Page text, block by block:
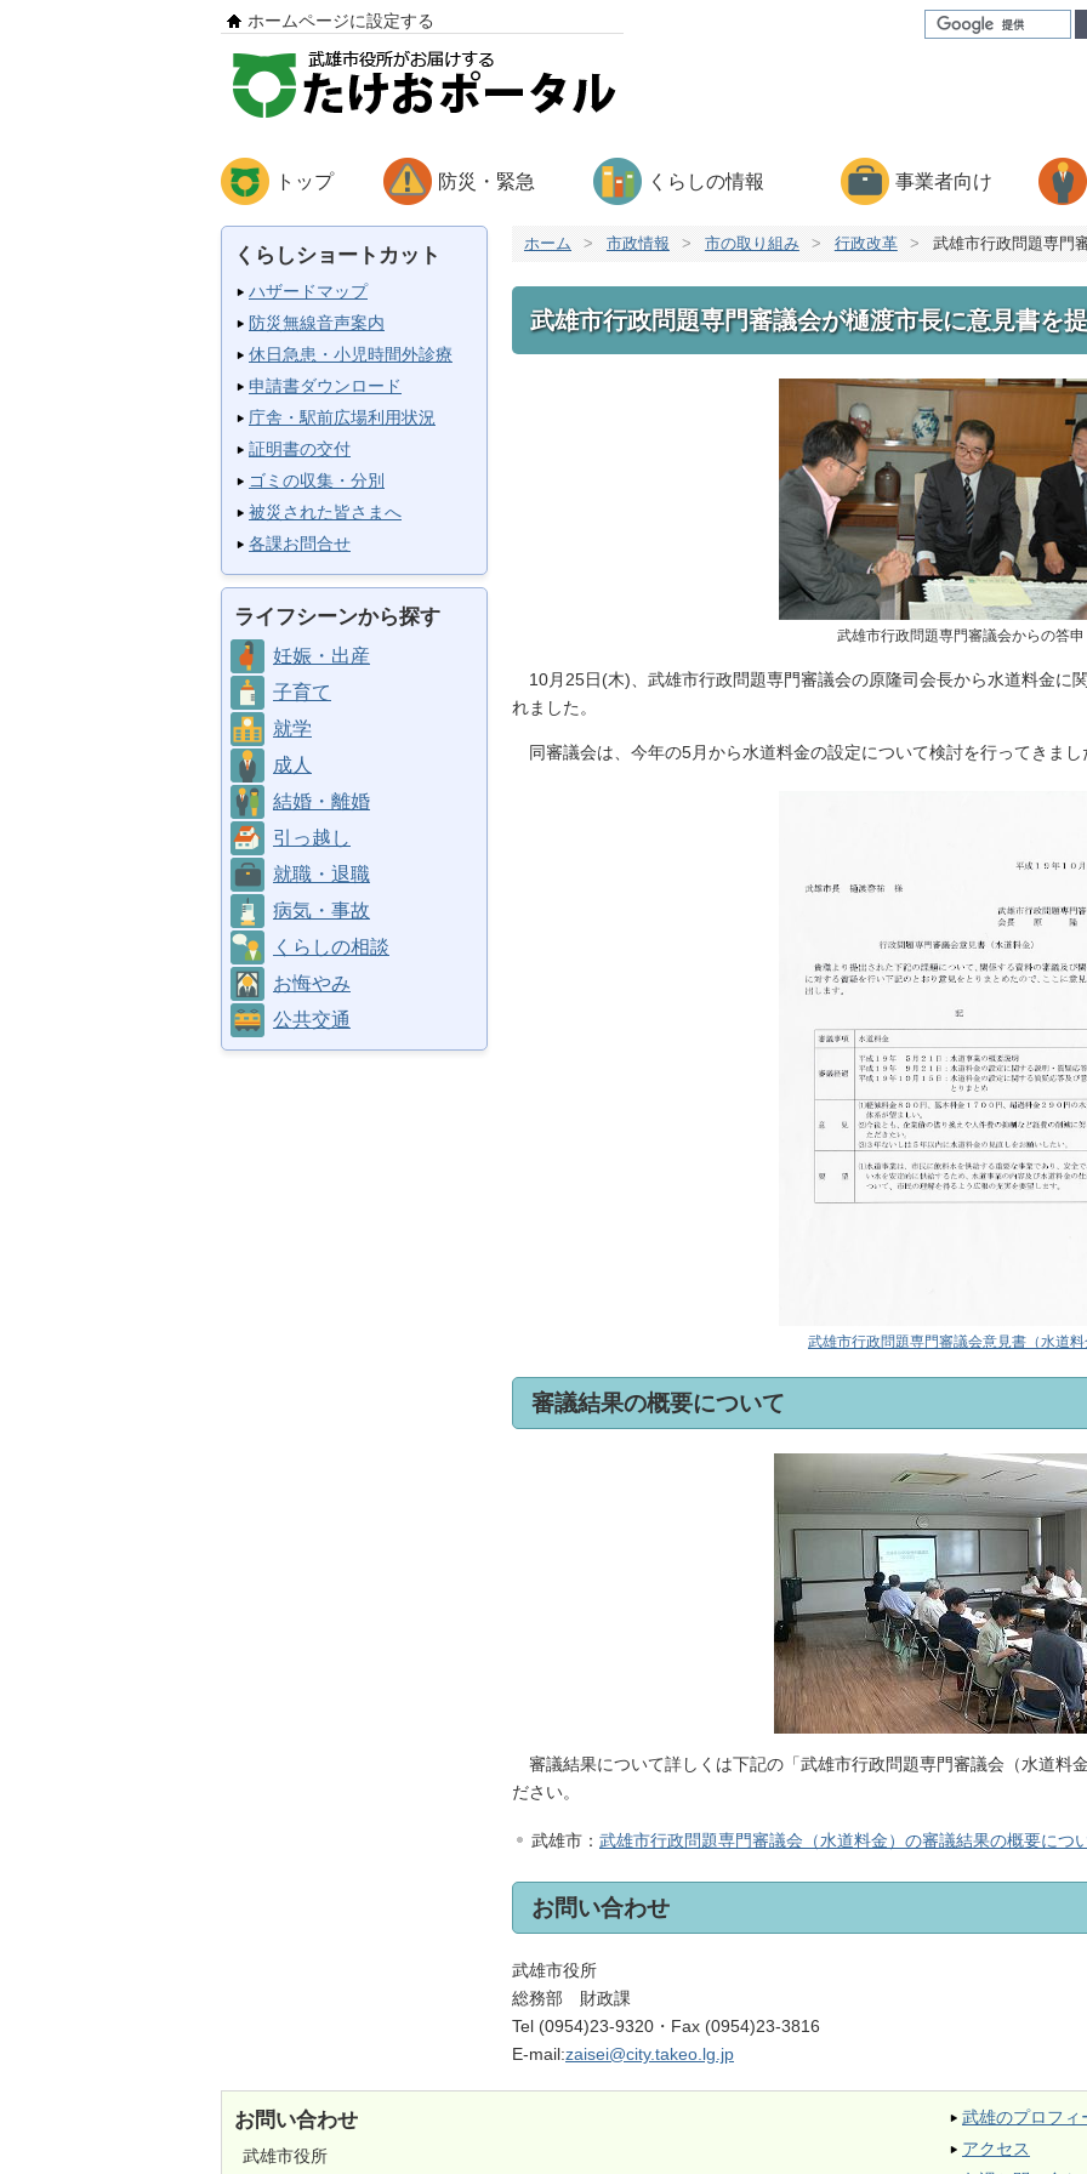
ホームページに設定する
トップ 防災・緊急 くらしの情報 事業者向け
くらしショートカット
ハザードマップ
防災無線音声案内
休日急患・小児時間外診療
申請書ダウンロード
庁舎・駅前広場利用状況
証明書の交付
ゴミの収集・分別
被災された皆さまへ
各課お問合せ
ライフシーンから探す
妊娠・出産
子育て
就学
成人
結婚・離婚
引っ越し
就職・退職
病気・事故
くらしの相談
お悔やみ
公共交通
ホーム > 市政情報 > 市の取り組み > 行政改革 > 武雄市行政問題専門
武雄市行政問題専門審議会が樋渡市長に意見書を
武雄市行政問題専門審議会からの答申
10月25日(木)、武雄市行政問題専門審議会の原隆司会長から水道料金に
れました。
同審議会は、今年の5月から水道料金の設定について検討を行ってきまし
武雄市行政問題専門審議会意見書（水道
審議結果の概要について
審議結果について詳しくは下記の「武雄市行政問題専門審議会（水道料
ださい。
武雄市： 武雄市行政問題専門審議会（水道料金）の審議結果の概要につ
お問い合わせ
武雄市役所
総務部 財政課
Tel (0954)23-9320・Fax (0954)23-3816
E-mail:zaisei@city.takeo.lg.jp
お問い合わせ
武雄市役所
武雄のプロフィ
アクセス